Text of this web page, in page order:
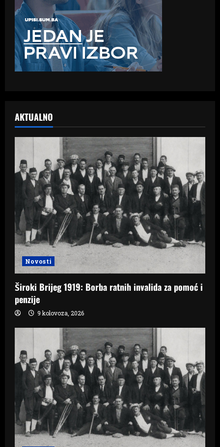
AKTUALNO
Novosti
Široki Brijeg 1919: Borba ratnih invalida za pomoć i
penzije
9 kolovoza, 2026